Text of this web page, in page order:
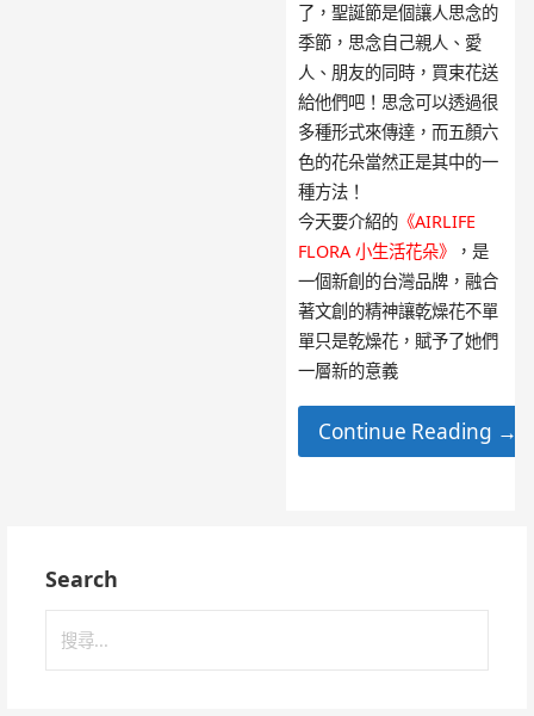
了，聖誕節是個讓人思念的
季節，思念自己親人、愛
人、朋友的同時，買束花送
給他們吧！思念可以透過很
多種形式來傳達，而五顏六
色的花朵當然正是其中的一
種方法！
今天要介紹的 《AIRLIFE
FLORA 小生活花朵》
，是
一個新創的台灣品牌，融合
著文創的精神讓乾燥花不單
單只是乾燥花，賦予了她們
一層新的意義
Continue Reading →
Search